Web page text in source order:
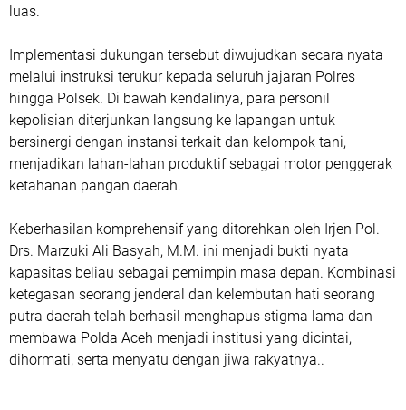
luas.
​Implementasi dukungan tersebut diwujudkan secara nyata
melalui instruksi terukur kepada seluruh jajaran Polres
hingga Polsek. Di bawah kendalinya, para personil
kepolisian diterjunkan langsung ke lapangan untuk
bersinergi dengan instansi terkait dan kelompok tani,
menjadikan lahan-lahan produktif sebagai motor penggerak
ketahanan pangan daerah.
​Keberhasilan komprehensif yang ditorehkan oleh Irjen Pol.
Drs. Marzuki Ali Basyah, M.M. ini menjadi bukti nyata
kapasitas beliau sebagai pemimpin masa depan. Kombinasi
ketegasan seorang jenderal dan kelembutan hati seorang
putra daerah telah berhasil menghapus stigma lama dan
membawa Polda Aceh menjadi institusi yang dicintai,
dihormati, serta menyatu dengan jiwa rakyatnya..